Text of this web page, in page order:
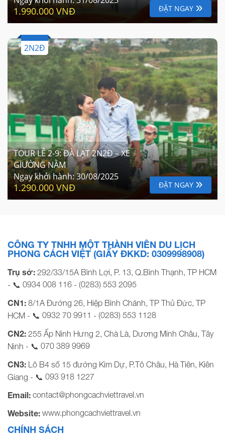
1.990.000 VNĐ ĐẶT NGAY
2N2Đ
TOUR LỄ 2-9: ĐÀ LẠT 2N2Đ – XE
GIƯỜNG NẰM
Ngay khởi hành:30/08/2025
1.290.000 VNĐ ĐẶT NGAY
CÔNG TY TNHH MỘT THÀNH VIÊN DU LỊCH
PHONG CÁCH VIỆT (GIẤY ĐKKD: 0309998908)
Trụ sở: 292/33/15A Bình Lợi, P. 13, Q.Bình Thạnh, TP HCM
- 📞 0934 008 116 - (0283) 553 2095
CN1: 8/1A Đường 26, Hiệp Bình Chánh, TP Thủ Đức, TP
HCM - 📞 0932 70 9911 - (0283) 553 1128
CN2: 255 Ấp Ninh Hưng 2, Chà Là, Dương Minh Châu, Tây
Ninh - 📞 070 389 9969
CN3: Lô B4 số 15 đường Kim Dự, P.Tô Châu, Hà Tiên, Kiên
Giang - 📞 093 918 1227
Email: contact@phongcachviettravel.vn
Website: www.phongcachviettravel.vn
CHÍNH SÁCH